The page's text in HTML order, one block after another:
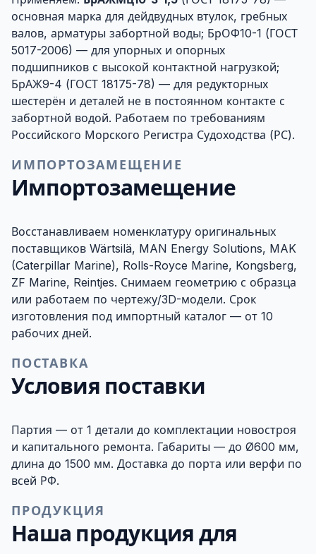
основная марка для дейдвудных втулок, гребных
валов, арматуры забортной воды; БрОФ10-1 (ГОСТ
5017-2006) — для упорных и опорных
подшипников с высокой контактной нагрузкой;
БрАЖ9-4 (ГОСТ 18175-78) — для редукторных
шестерён и деталей не в постоянном контакте с
забортной водой. Работаем по требованиям
Российского Морского Регистра Судоходства (РС).
ИМПОРТОЗАМЕЩЕНИЕ
Импортозамещение
Восстанавливаем номенклатуру оригинальных
поставщиков Wärtsilä, MAN Energy Solutions, MAK
(Caterpillar Marine), Rolls-Royce Marine, Kongsberg,
ZF Marine, Reintjes. Снимаем геометрию с образца
или работаем по чертежу/3D-модели. Срок
изготовления под импортный каталог — от 10
рабочих дней.
ПОСТАВКА
Условия поставки
Партия — от 1 детали до комплектации новостроя
и капитального ремонта. Габариты — до Ø600 мм,
длина до 1500 мм. Доставка до порта или верфи по
всей РФ.
ПРОДУКЦИЯ
Наша продукция для